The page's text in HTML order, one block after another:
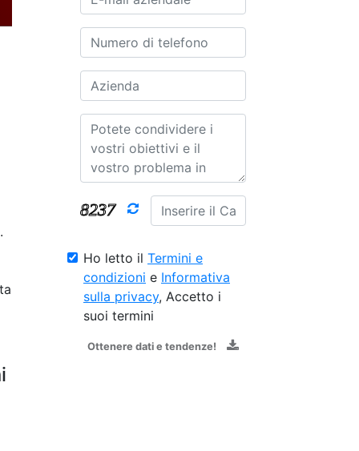
Ho letto il Termini e
condizioni e Informativa
sulla privacy, Accetto i
suoi termini
Ottenere dati e tendenze!